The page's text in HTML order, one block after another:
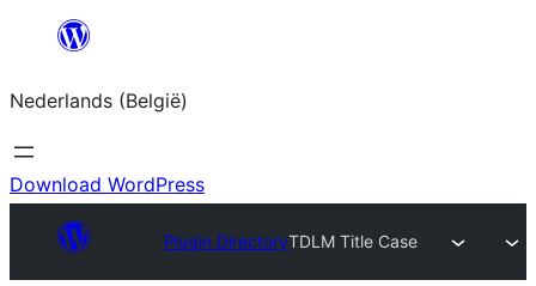
Spring
de
inhoud
Nederlands (België)
Download WordPress
Plugin DirectoryTDLM Title Case